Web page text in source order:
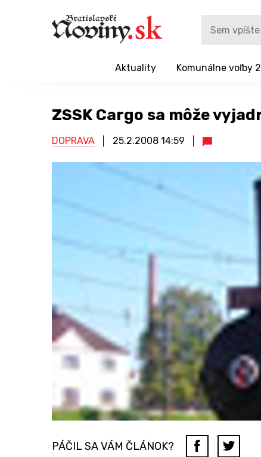
Aktuality Komunálne voľby
ZSSK Cargo sa môže
DOPRAVA 25.2.2008 14:59
PÁČIL SA VÁM ČLÁNOK?